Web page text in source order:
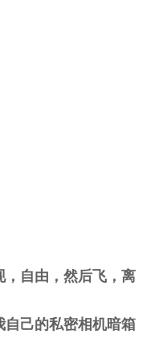
自由，然后飞，离
自己的私密相机暗箱